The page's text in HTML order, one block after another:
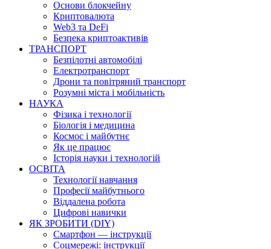
Основи блокчейну
Криптовалюта
Web3 та DeFi
Безпека криптоактивів
ТРАНСПОРТ
Безпілотні автомобілі
Електротранспорт
Дрони та повітряний транспорт
Розумні міста і мобільність
НАУКА
Фізика і технології
Біологія і медицина
Космос і майбутнє
Як це працює
Історія науки і технологій
ОСВІТА
Технології навчання
Професії майбутнього
Віддалена робота
Цифрові навички
ЯК ЗРОБИТИ (DIY)
Смартфон — інструкції
Соцмережі: інструкції